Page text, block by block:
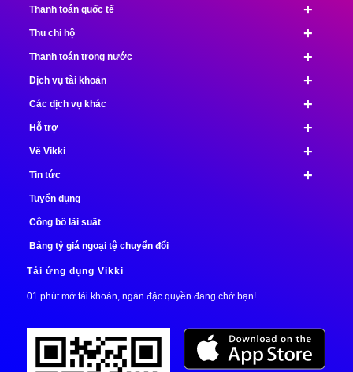
+
Thanh toán quốc tế
+
Thu chi hộ
+
Thanh toán trong nước
+
Dịch vụ tài khoản
+
Các dịch vụ khác
+
Hỗ trợ
+
Về Vikki
+
Tin tức
Tuyển dụng
Công bố lãi suất
Bảng tỷ giá ngoại tệ chuyển đổi
Tải ứng dụng Vikki
01 phút mở tài khoản, ngàn đặc quyền đang chờ bạn!